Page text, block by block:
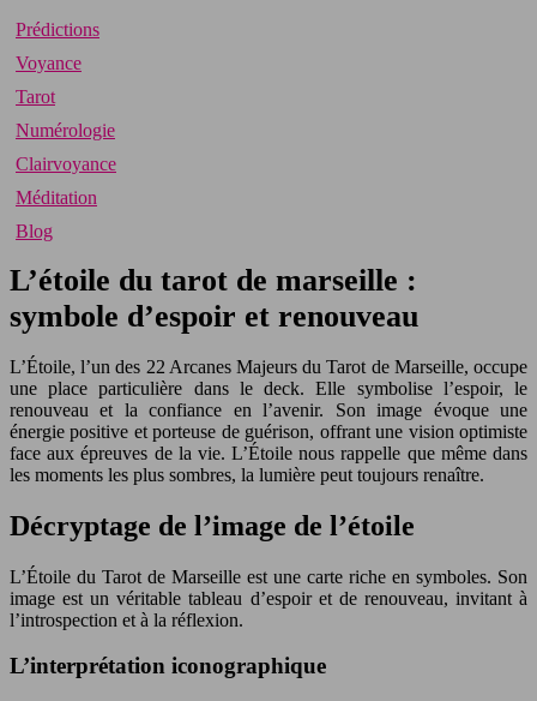
Prédictions
Voyance
Tarot
Numérologie
Clairvoyance
Méditation
Blog
L’étoile du tarot de marseille :
symbole d’espoir et renouveau
L’Étoile, l’un des 22 Arcanes Majeurs du Tarot de Marseille, occupe
une place particulière dans le deck. Elle symbolise l’espoir, le
renouveau et la confiance en l’avenir. Son image évoque une
énergie positive et porteuse de guérison, offrant une vision optimiste
face aux épreuves de la vie. L’Étoile nous rappelle que même dans
les moments les plus sombres, la lumière peut toujours renaître.
Décryptage de l’image de l’étoile
L’Étoile du Tarot de Marseille est une carte riche en symboles. Son
image est un véritable tableau d’espoir et de renouveau, invitant à
l’introspection et à la réflexion.
L’interprétation iconographique